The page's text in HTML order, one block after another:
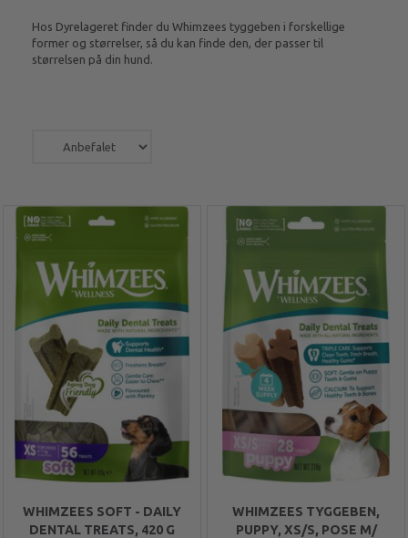
Hos Dyrelageret finder du Whimzees tyggeben i forskellige
former og størrelser, så du kan finde den, der passer til
størrelsen på din hund.
WHIMZEES SOFT - DAILY
DENTAL TREATS, 420 G
WHIMZEES TYGGEBEN,
PUPPY, XS/S, POSE M/